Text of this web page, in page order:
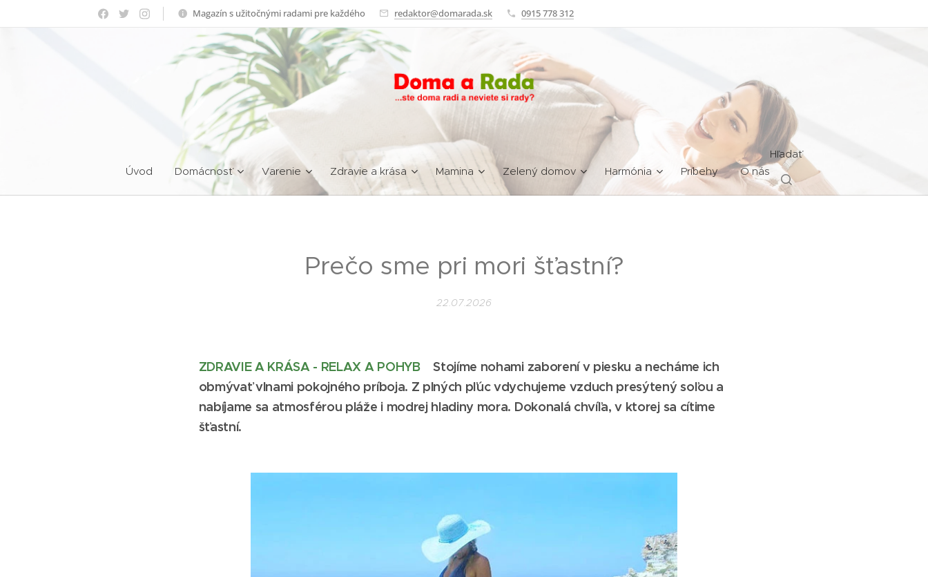
Magazín s užitočnými radami pre každého redaktor@domarada.sk 0915 778 312
Úvod Domácnosť Varenie Zdravie a krása Mamina Zelený domov Harmónia Príbehy O nás
Hľadať
Prečo sme pri mori šťastní?
22.07.2026
ZDRAVIE A KRÁSA - RELAX A POHYB
Stojíme nohami zaborení v piesku a necháme ich
obmývať vlnami pokojného príboja. Z plných pľúc vdychujeme vzduch presýtený soľou a
nabíjame sa atmosférou pláže i modrej hladiny mora. Dokonalá chvíľa, v ktorej sa cítime
šťastní.